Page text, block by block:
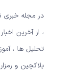
در مجله خبری
، از آخرین
تحلیل ها ،
بلاکچین و